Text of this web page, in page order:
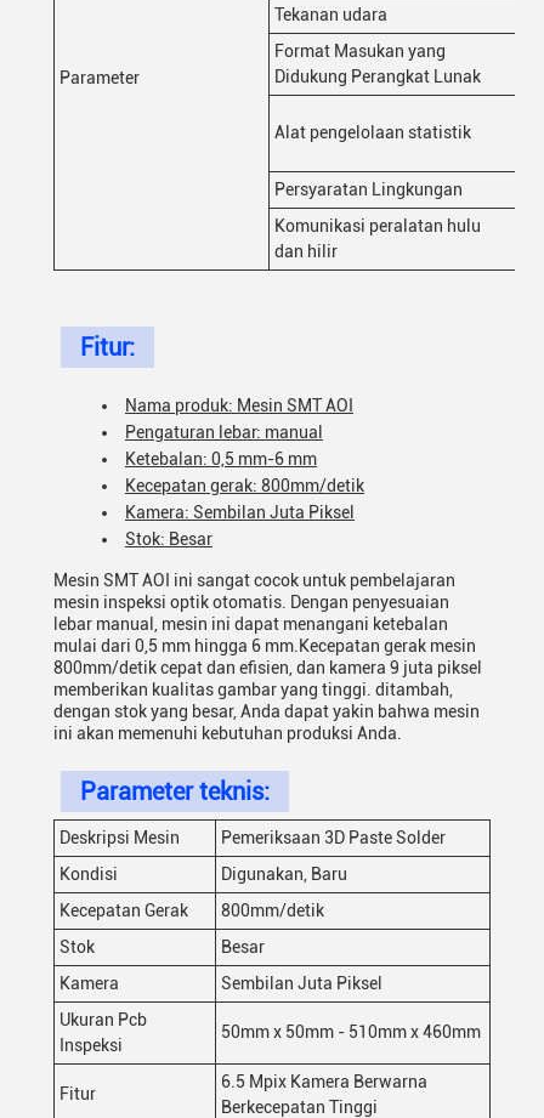
Parameter
Tekanan udara
Format Masukan yang
Didukung Perangkat Lunak
Alat pengelolaan statistik
Persyaratan Lingkungan
Komunikasi peralatan hulu
dan hilir
Fitur:
Nama produk: Mesin SMT AOI
Pengaturan lebar: manual
Ketebalan: 0,5 mm-6 mm
Kecepatan gerak: 800mm/detik
Kamera: Sembilan Juta Piksel
Stok: Besar
Mesin SMT AOI ini sangat cocok untuk pembelajaran
mesin inspeksi optik otomatis. Dengan penyesuaian
lebar manual, mesin ini dapat menangani ketebalan
mulai dari 0,5 mm hingga 6 mm.Kecepatan gerak mesin
800mm/detik cepat dan efisien, dan kamera 9 juta piksel
memberikan kualitas gambar yang tinggi. ditambah,
dengan stok yang besar, Anda dapat yakin bahwa mesin
ini akan memenuhi kebutuhan produksi Anda.
Parameter teknis:
Deskripsi Mesin
Pemeriksaan 3D Paste Solder
Kondisi
Digunakan, Baru
Kecepatan Gerak
800mm/detik
Stok
Besar
Kamera
Sembilan Juta Piksel
Ukuran Pcb
Inspeksi
50mm x 50mm - 510mm x 460mm
Fitur
6.5 Mpix Kamera Berwarna
Berkecepatan Tinggi